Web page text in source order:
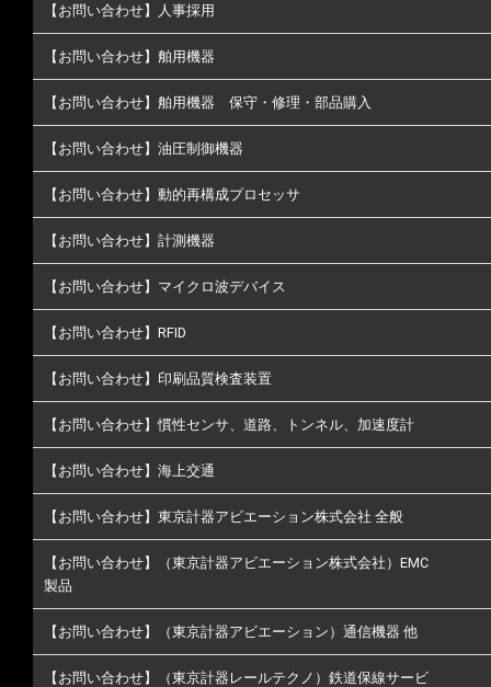
【お問い合わせ】人事採用
【お問い合わせ】舶用機器
【お問い合わせ】舶用機器 保守・修理・部品購入
【お問い合わせ】油圧制御機器
【お問い合わせ】動的再構成プロセッサ
【お問い合わせ】計測機器
【お問い合わせ】マイクロ波デバイス
【お問い合わせ】RFID
【お問い合わせ】印刷品質検査装置
【お問い合わせ】慣性センサ、道路、トンネル、加速度計
【お問い合わせ】海上交通
【お問い合わせ】東京計器アビエーション株式会社 全般
【お問い合わせ】（東京計器アビエーション株式会社）EMC
製品
【お問い合わせ】（東京計器アビエーション）通信機器 他
【お問い合わせ】（東京計器レールテクノ）鉄道保線サービ